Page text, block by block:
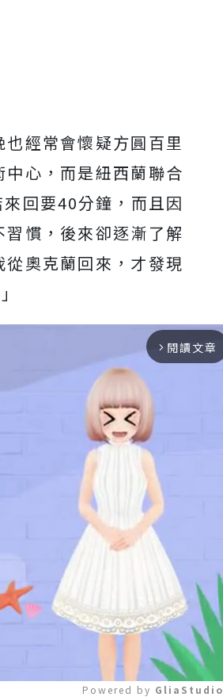
經常會懷疑方圓百里
心，而是紐西蘭聯合
回要40分鐘，而且因
慣，後來卻逐漸了解
奧克蘭回來，才發現
arrow_forward_ios 閱讀文章
Powered by